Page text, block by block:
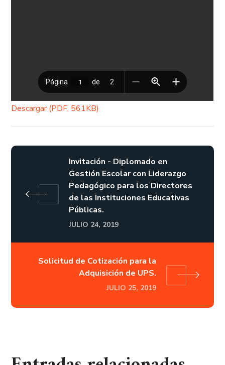
Descargar (PDF, 561KB)
Invitación - Diplomado en
Gestión Escolar con Liderazgo
Pedagógico para los Directores
de las Instituciones Educativas
Públicas.
JULIO 24, 2019
Solicitud de Cotización para la
Adquisición de UPS.
JULIO 25, 2019